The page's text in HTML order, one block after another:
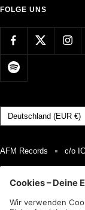
FOLGE UNS
Land/Region Deutschland (EUR €)
AFM Records c/o
Wir akzeptieren